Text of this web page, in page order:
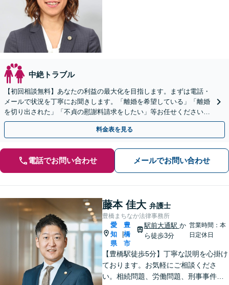
中絶トラブル
【初回相談無料】あなたの利益の最大化を目指します。まずは電話・
メールで状況を丁寧にお聞きします。「離婚を希望している」「離婚
を切り出された」「不貞の慰謝料請求をしたい」等お任せください。
【リーズナブルな料金設定】
料金表を見る
電話でお問い合わせ メールでお問い合わせ
藤本 佳大 弁護士
豊橋まちなか法律事務所
愛
知
県
|
豊
橋
市
駅前大通駅 か
ら徒歩3分
営業時間：本
日定休日
【豊橋駅徒歩5分】丁寧な説明を心掛け
ております。お気軽にご相談くださ
い。相続問題、労働問題、刑事事件そ